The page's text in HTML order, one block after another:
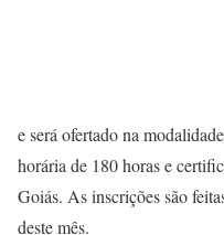
e será ofertado na
horária de 180 horas e
Goiás. As inscrições são
deste mês.